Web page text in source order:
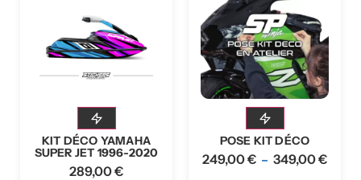
KIT DÉCO YAMAHA
SUPER JET 1996-2020
289,00€
POSE KIT DÉCO
249,00€ – 349,00€